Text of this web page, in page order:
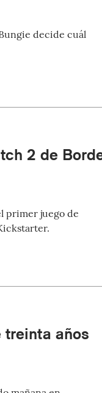
decide cuál
2 de
primer juego de
treinta años